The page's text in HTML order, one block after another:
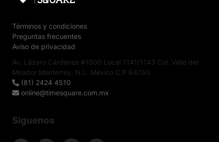
Términos y condiciones
Preguntas frecuentes
Aviso de privacidad
Av. Lázaro Cárdenas #1000 Local 1141/1143 Col. Valle del
Mirador Monterrey, N.L. México C.P 64750
(81) 2424 4510
online@timesquare.com.mx
Síguenos